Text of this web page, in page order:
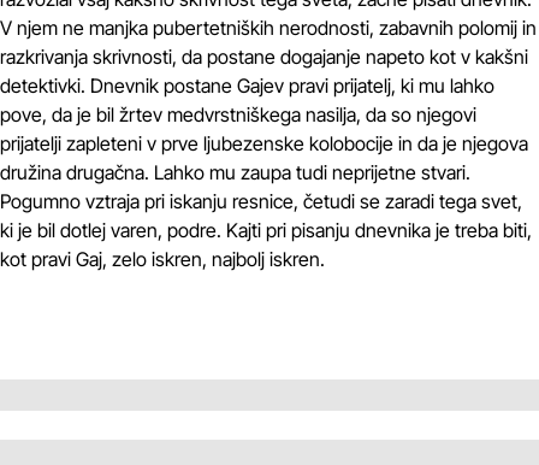
V njem ne manjka pubertetniških nerodnosti, zabavnih polomij in
razkrivanja skrivnosti, da postane dogajanje napeto kot v kakšni
detektivki. Dnevnik postane Gajev pravi prijatelj, ki mu lahko
pove, da je bil žrtev medvrstniškega nasilja, da so njegovi
prijatelji zapleteni v prve ljubezenske kolobocije in da je njegova
družina drugačna. Lahko mu zaupa tudi neprijetne stvari.
Pogumno vztraja pri iskanju resnice, četudi se zaradi tega svet,
ki je bil dotlej varen, podre. Kajti pri pisanju dnevnika je treba biti,
kot pravi Gaj, zelo iskren, najbolj iskren.